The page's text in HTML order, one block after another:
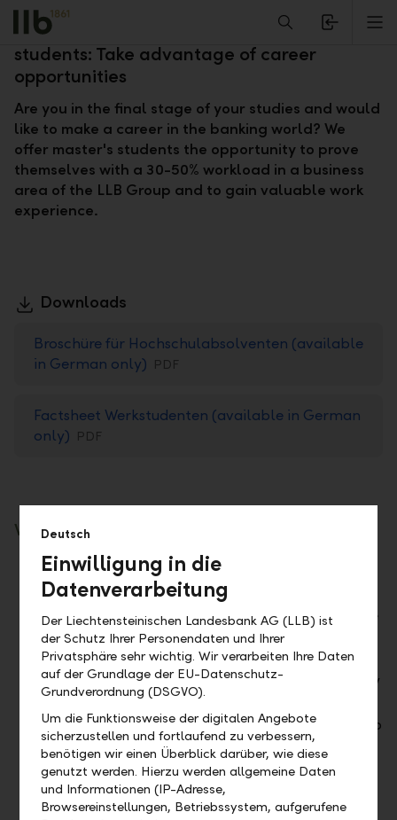
Alerts.Headline
Student trainee programme for master's
students: Take advantage of career
opportunities
Are you in the final stage of your studies and would
like to make a career in the banking world? We
offer master's students the opportunity to prove
themselves with a 30-50% workload in a business
area of the LLB Group and to gain valuable work
experience.
Downloads
Broschüre für Hochschulabsolventen (available
in German only) PDF
Factsheet Werkstudenten (available in German
only) PDF
What you can expect from us:
Insight into the operational processes and
activities of a business area
Understand the role of the department in the
overall context of the company
Development and extension of specific
specialist knowledge as well as linking theory
with practice
Steep development curve through on-the-job
learning
Learn and apply first steps in project
management
Scope for creativity and responsibility in your
Deutsch
Einwilligung in die
Datenverarbeitung
Der Liechtensteinischen Landesbank AG (LLB) ist
der Schutz Ihrer Personendaten und Ihrer
Privatsphäre sehr wichtig. Wir verarbeiten Ihre Daten
auf der Grundlage der EU-Datenschutz-
Grundverordnung (DSGVO).
Um die Funktionsweise der digitalen Angebote
sicherzustellen und fortlaufend zu verbessern,
benötigen wir einen Überblick darüber, wie diese
genutzt werden. Hierzu werden allgemeine Daten
und Informationen (IP-Adresse,
Browsereinstellungen, Betriebssystem, aufgerufene